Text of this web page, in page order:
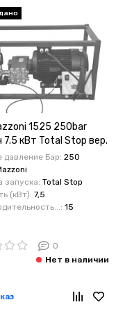
1525 250bar
кВт Total Stop вер.
давление Бар: 250
запуска: Total Stop
(кВт): 7,5
15
0